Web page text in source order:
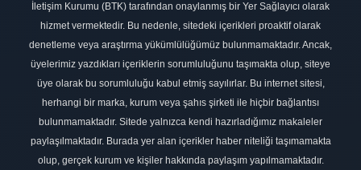
İletişim Kurumu (BTK) tarafından onaylanmış bir Yer Sağlayıcı olarak
hizmet vermektedir. Bu nedenle, sitedeki içerikleri proaktif olarak
denetleme veya araştırma yükümlülüğümüz bulunmamaktadır. Ancak,
üyelerimiz yazdıkları içeriklerin sorumluluğunu taşımakta olup, siteye
üye olarak bu sorumluluğu kabul etmiş sayılırlar. Bu internet sitesi,
herhangi bir marka, kurum veya şahıs şirketi ile hiçbir bağlantısı
bulunmamaktadır. Sitede yalnızca kendi hazırladığımız makaleler
paylaşılmaktadır. Burada yer alan içerikler haber niteliği taşımamakta
olup, gerçek kurum ve kişiler hakkında paylaşım yapılmamaktadır.